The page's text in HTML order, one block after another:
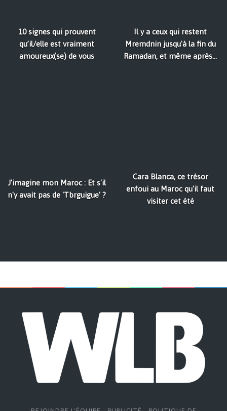
10 signes qui prouvent
qu’il/elle est vraiment
amoureux(se) de vous
Il y a ceux qui restent
Mremdnin jusqu'à la fin du
Ramadan, et même après...
J'imagine mon Maroc : Et s'il
n'y avait pas de 'Tbrguigue' ?
Cara Blanca, ce trésor
enfoui au Maroc qu'il faut
visiter cet été